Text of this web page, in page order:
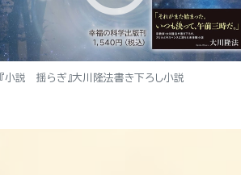
『小説 揺らぎ』大川隆法書き下ろし小説